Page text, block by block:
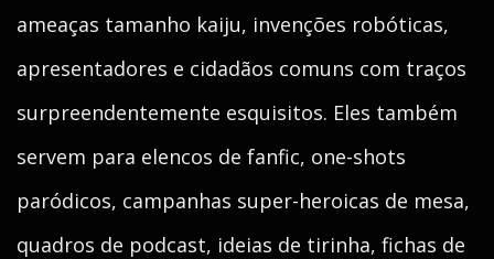
ameaças tamanho kaiju, invenções robóticas,
apresentadores e cidadãos comuns com traços
surpreendentemente esquisitos. Eles também
servem para elencos de fanfic, one-shots
paródicos, campanhas super-heroicas de mesa,
quadros de podcast, ideias de tirinha, fichas de